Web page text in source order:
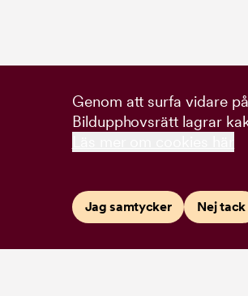
Genom att surfa vidare
Bildupphovsrätt lagrar
Jag samtycker Nej tack